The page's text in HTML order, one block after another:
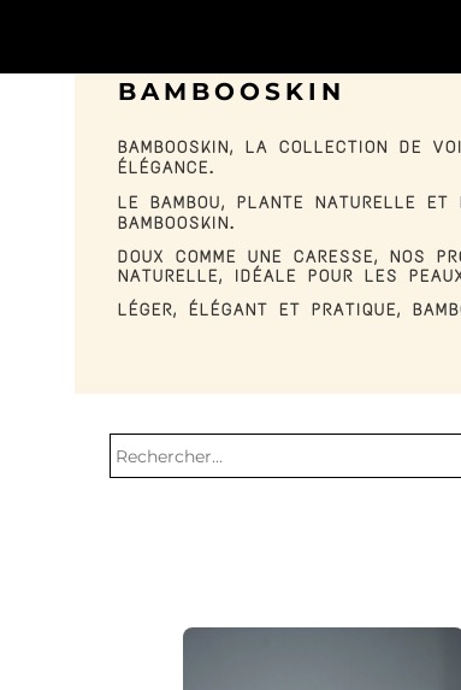
BAMBOOSKIN
BAMBOOSKIN, LA COLLECTION DE
ÉLÉGANCE.
LE BAMBOU, PLANTE NATURELLE ET
BAMBOOSKIN.
DOUX COMME UNE CARESSE, NOS
NATURELLE, IDÉALE POUR LES
LÉGER, ÉLÉGANT ET PRATIQUE,